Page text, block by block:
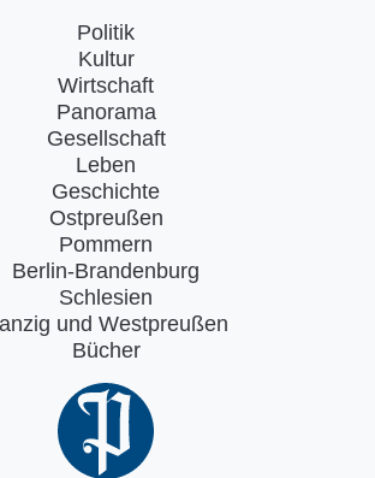
Politik
Kultur
Wirtschaft
Panorama
Gesellschaft
Leben
Geschichte
Ostpreußen
Pommern
Berlin-Brandenburg
Schlesien
und Westpreußen
Bücher